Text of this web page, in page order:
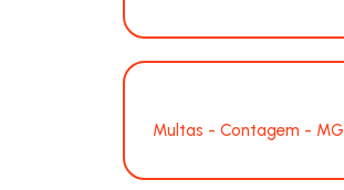
Multas - Contagem - MG